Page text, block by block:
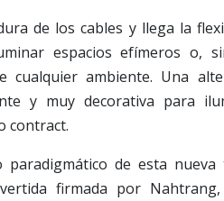
de los cables y llega la
espacios efímeros o,
cualquier ambiente. Una
y muy decorativa para
contract.
paradigmático de esta
firmada por